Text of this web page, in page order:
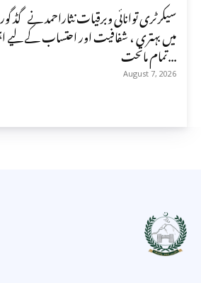
سیکرٹری توانائی وبرقیات نثاراحمد نے گڈ
میں بہتری ، شفافیت اور احتساب کے لیے
تمام ماتحت...
August 7, 2026